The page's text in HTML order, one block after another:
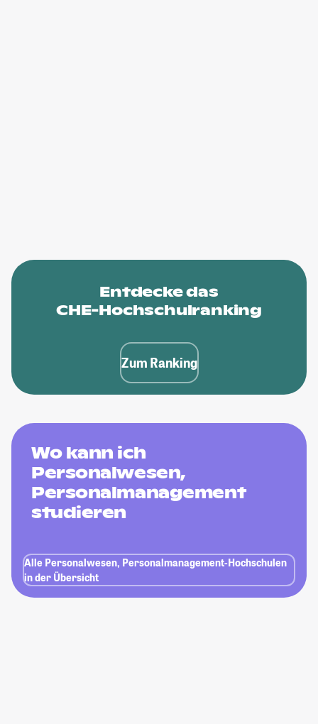
Entdecke das
CHE-Hochschulranking
Zum Ranking
Wo kann ich
Personalwesen,
Personalmanagement
studieren
Alle Personalwesen, Personalmanagement-Hochschulen
in der Übersicht